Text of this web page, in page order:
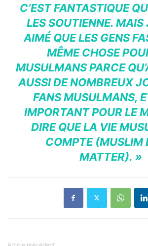
C’EST FANTASTIQUE
LES SOUTIENNE. MAIS
AIMÉ QUE LES GENS
MÊME CHOSE
MUSULMANS PARCE
AUSSI DE NOMBREUX
FANS MUSULMANS,
IMPORTANT POUR LE
DIRE QUE LA VIE
COMPTE (MUSLIM
MATTER). »